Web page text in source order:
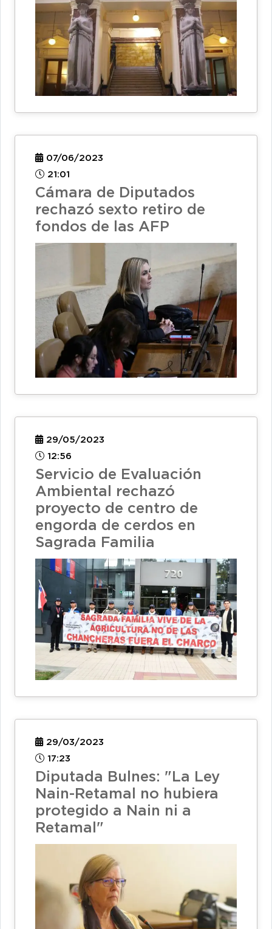
07/06/2023
21:01
Cámara de Diputados
rechazó sexto retiro de
fondos de las AFP
29/05/2023
12:56
Servicio de Evaluación
Ambiental rechazó
proyecto de centro de
engorda de cerdos en
Sagrada Familia
29/03/2023
17:23
Diputada Bulnes: "La Ley
Nain-Retamal no hubiera
protegido a Nain ni a
Retamal"